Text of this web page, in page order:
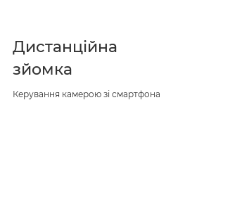
Дистанційна
зйомка
Керування камерою зі смартфона